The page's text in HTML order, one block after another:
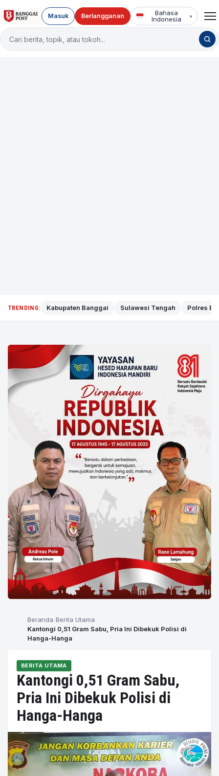
Cari
berita
Masuk Berlangganan
Bahasa
Indonesia
▾
TRENDING: Kabupaten Banggai Sulawesi Tengah Polres
Beranda Berita Utama
Kantongi 0,51 Gram Sabu, Pria Ini Dibekuk Polisi di
Hanga-Hanga
BERITA UTAMA
Kantongi 0,51 Gram Sabu,
Pria Ini Dibekuk Polisi di
Hanga-Hanga